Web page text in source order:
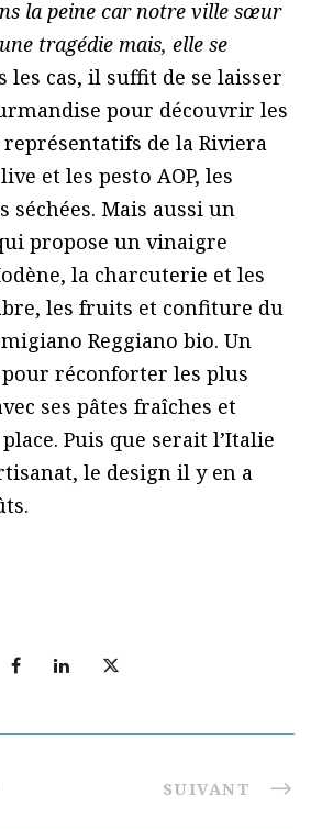
la peine car notre ville sœur
tragédie mais, elle se
les cas, il suffit de se laisser
pour découvrir les
de la Riviera
et les pesto AOP, les
séchées. Mais aussi un
propose un vinaigre
la charcuterie et les
les fruits et confiture du
Reggiano bio. Un
réconforter les plus
ses pâtes fraîches et
Puis que serait l’Italie
le design il y en a
SUIVANT